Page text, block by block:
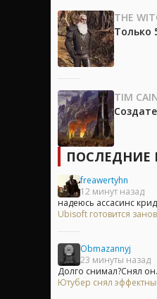
THE
Только
TIM
ПОСЛЕДНИЕ
freawertyhn
12 минут назад
надеюсь ассасинс
Ubisoft готовится
Obmazannyj
23 минуты назад
Долго снимал?Снял
Ютубер снял